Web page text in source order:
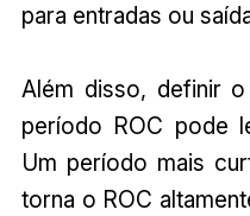
para entradas ou
Além disso, definir
período ROC pode
Um período mais
torna o ROC